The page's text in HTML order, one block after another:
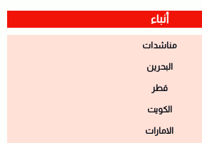
أنباء
مناشدات
البحرين
قطر
الكويت
الامارات